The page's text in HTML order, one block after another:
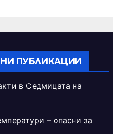
ПУБЛИКАЦИИ
в Седмицата на
– опасни за